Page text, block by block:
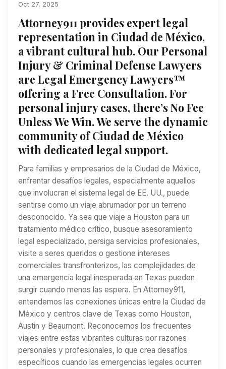
Oct 27, 2025
Attorney911 provides expert legal
representation in Ciudad de México,
a vibrant cultural hub. Our Personal
Injury & Criminal Defense Lawyers
are Legal Emergency Lawyers™
offering a Free Consultation. For
personal injury cases, there’s No Fee
Unless We Win. We serve the dynamic
community of Ciudad de México
with dedicated legal support.
Para familias y empresarios de la Ciudad de México,
enfrentar desafíos legales, especialmente aquellos
que involucran el sistema legal de EE. UU., puede
sentirse como un viaje abrumador por un terreno
desconocido. Ya sea que viaje a Houston para un
tratamiento médico crítico, busque asesoramiento
legal especializado, persiga servicios profesionales,
visite a seres queridos o gestione intereses
comerciales transfronterizos, las complejidades de
una emergencia legal inesperada en Texas pueden
surgir cuando menos las espera. En Attorney911,
entendemos las conexiones únicas entre la Ciudad de
México y centros clave de Texas como Houston,
Austin y Beaumont. Reconocemos los frecuentes
viajes entre estas vibrantes culturas por razones
personales y profesionales, lo que crea desafíos
específicos cuando las emergencias legales ocurren